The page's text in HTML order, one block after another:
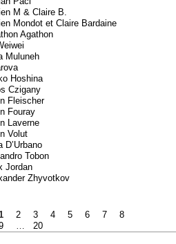
M & Claire B.
Mondot et Claire Bardaine
Agathon
Muluneh
Hoshina
Czigany
Fleischer
Fouray
Laverne
Volut
D’Urbano
Tobon
Jordan
Zhyvotkov
1 2 3 4 5 6 7
8
20